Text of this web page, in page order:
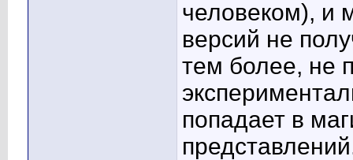
человеком), и
версий не
тем более, не
попадает в